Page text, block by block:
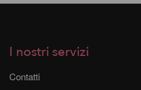
I nostri servizi
Contatti